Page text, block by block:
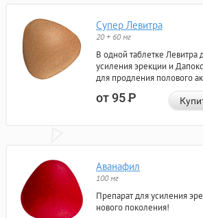
Супер Левитра
20 + 60 мг
В одной таблетке Левитра
усиления эрекции и
для продления полового
от 95Р
Аванафил
100 мг
Препарат для усиления
нового поколения!